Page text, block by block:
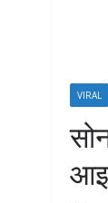
VIRAL